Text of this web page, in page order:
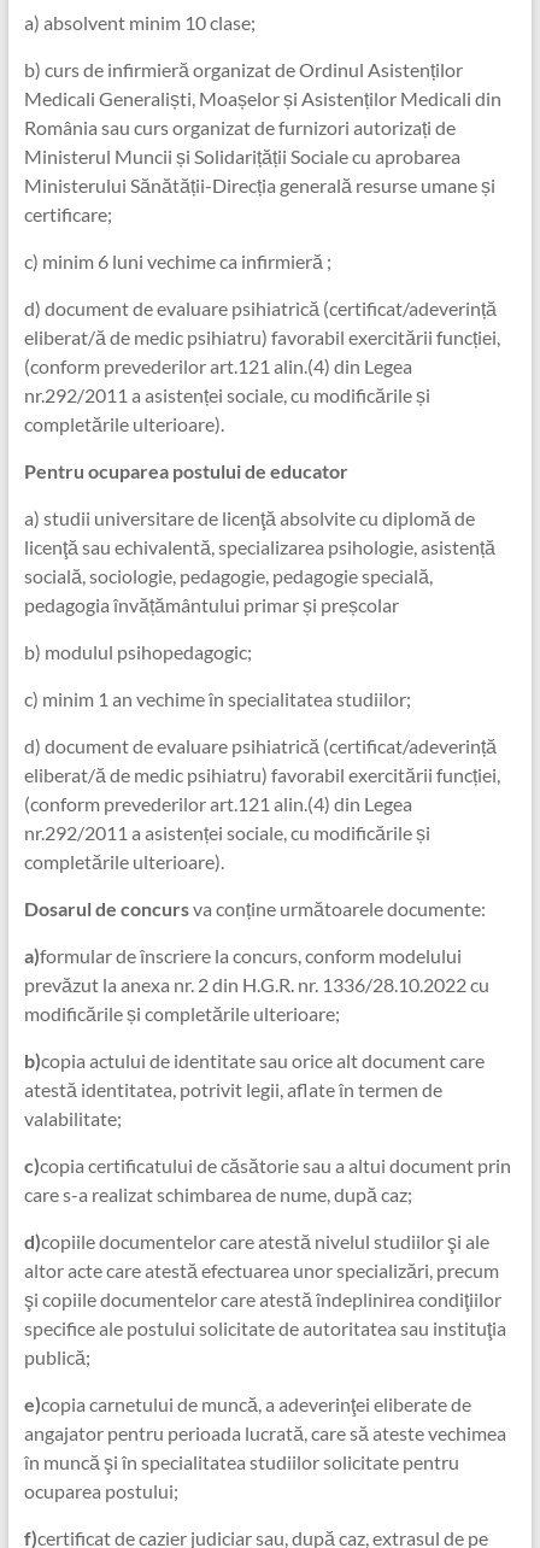
a) absolvent minim 10 clase;
b) curs de infirmieră organizat de Ordinul Asistenților
Medicali Generaliști, Moașelor și Asistenților Medicali din
România sau curs organizat de furnizori autorizați de
Ministerul Muncii și Solidarițății Sociale cu aprobarea
Ministerului Sănătății-Direcția generală resurse umane și
certificare;
c) minim 6 luni vechime ca infirmieră ;
d) document de evaluare psihiatrică (certificat/adeverință
eliberat/ă de medic psihiatru) favorabil exercitării funcției,
(conform prevederilor art.121 alin.(4) din Legea
nr.292/2011 a asistenței sociale, cu modificările și
completările ulterioare).
Pentru ocuparea postului de educator
a) studii universitare de licenţă absolvite cu diplomă de
licenţă sau echivalentă, specializarea psihologie, asistență
socială, sociologie, pedagogie, pedagogie specială,
pedagogia învățământului primar și preșcolar
b) modulul psihopedagogic;
c) minim 1 an vechime în specialitatea studiilor;
d) document de evaluare psihiatrică (certificat/adeverință
eliberat/ă de medic psihiatru) favorabil exercitării funcției,
(conform prevederilor art.121 alin.(4) din Legea
nr.292/2011 a asistenței sociale, cu modificările și
completările ulterioare).
Dosarul de concursva conține următoarele documente:
a)formular de înscriere la concurs, conform modelului
prevăzut la anexa nr. 2 din H.G.R. nr. 1336/28.10.2022 cu
modificările și completările ulterioare;
b)copia actului de identitate sau orice alt document care
atestă identitatea, potrivit legii, aflate în termen de
valabilitate;
c)copia certificatului de căsătorie sau a altui document prin
care s-a realizat schimbarea de nume, după caz;
d)copiile documentelor care atestă nivelul studiilor şi ale
altor acte care atestă efectuarea unor specializări, precum
şi copiile documentelor care atestă îndeplinirea condiţiilor
specifice ale postului solicitate de autoritatea sau instituţia
publică;
e)copia carnetului de muncă, a adeverinţei eliberate de
angajator pentru perioada lucrată, care să ateste vechimea
în muncă şi în specialitatea studiilor solicitate pentru
ocuparea postului;
f)certificat de cazier judiciar sau, după caz, extrasul de pe